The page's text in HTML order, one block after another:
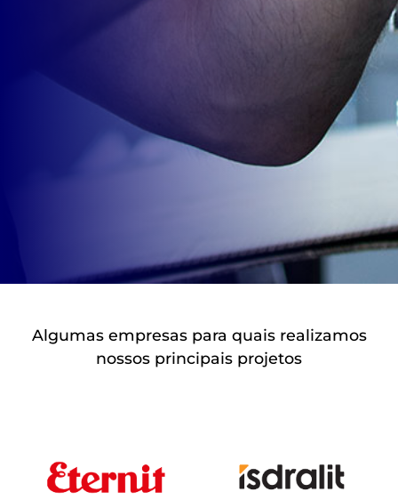
Algumas empresas para quais realizamos
nossos principais projetos